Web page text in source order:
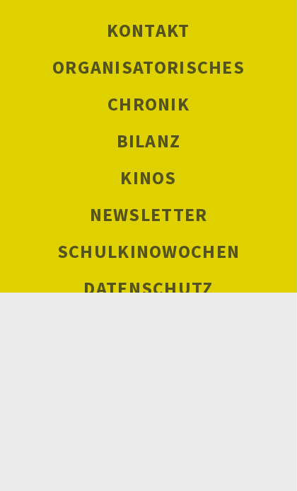
KONTAKT
ORGANISATORISCHES
CHRONIK
BILANZ
KINOS
NEWSLETTER
SCHULKINOWOCHEN
DATENSCHUTZ